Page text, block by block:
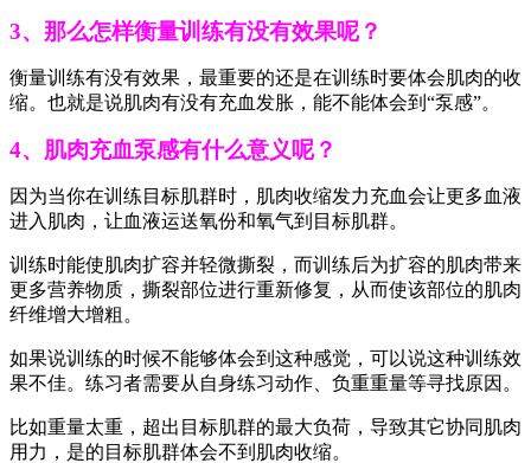
3、那么怎样衡量训练有没有效果呢？
衡量训练有没有效果，最重要的还是在训练时要体会肌肉的收
缩。也就是说肌肉有没有充血发胀，能不能体会到“泵感”。
4、肌肉充血泵感有什么意义呢？
因为当你在训练目标肌群时，肌肉收缩发力充血会让更多血液
进入肌肉，让血液运送氧份和氧气到目标肌群。
训练时能使肌肉扩容并轻微撕裂，而训练后为扩容的肌肉带来
更多营养物质，撕裂部位进行重新修复，从而使该部位的肌肉
纤维增大增粗。
如果说训练的时候不能够体会到这种感觉，可以说这种训练效
果不佳。练习者需要从自身练习动作、负重重量等寻找原因。
比如重量太重，超出目标肌群的最大负荷，导致其它协同肌肉
用力，是的目标肌群体会不到肌肉收缩。